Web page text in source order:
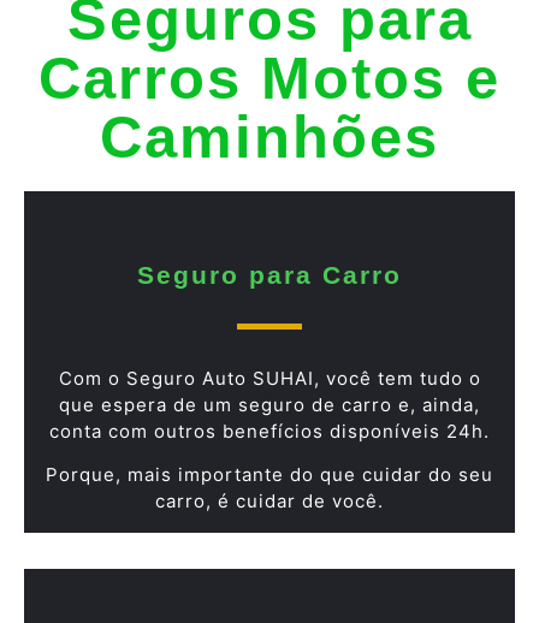
Seguros para
Carros Motos e
Caminhões
Seguro para Carro
Com o Seguro Auto SUHAI, você tem tudo o
que espera de um seguro de carro e, ainda,
conta com outros benefícios disponíveis 24h.
Porque, mais importante do que cuidar do seu
carro, é cuidar de você.